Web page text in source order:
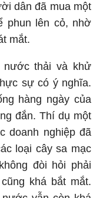
dân đã mua một
phun lên cỏ, nhờ
mắt.
nước thải và khử
sự có ý nghĩa.
hàng ngày của
đắn. Thí dụ một
doanh nghiệp đã
loại cây sa mạc
đòi hỏi phải
khá bắt mắt.